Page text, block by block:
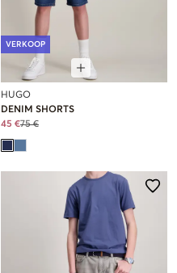
VERKOOP
HUGO
DENIM SHORTS
45 €75 €